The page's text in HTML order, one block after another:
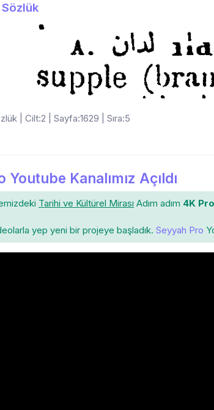
| Cilt:2 | Sayfa:1629 | Sıra:5
Youtube Kanalımız Açıldı
Tarihi ve Kültürel Mirası Adım adım 4K
yep yeni bir projeye başladık. Seyyah Pro